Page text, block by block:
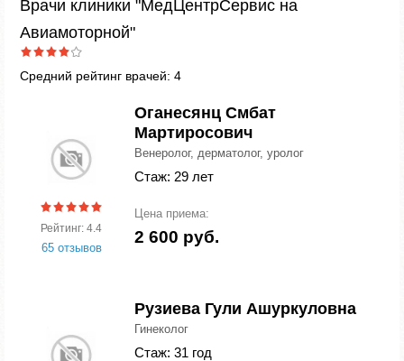
Врачи клиники "МедЦентрСервис на
Авиамоторной"
Средний рейтинг врачей: 4
Рейтинг: 4.4
65 отзывов
Оганесянц Смбат
Мартиросович
Венеролог, дерматолог, уролог
Стаж: 29 лет
Цена приема:
2 600 руб.
Рузиева Гули Ашуркуловна
Гинеколог
Стаж: 31 год